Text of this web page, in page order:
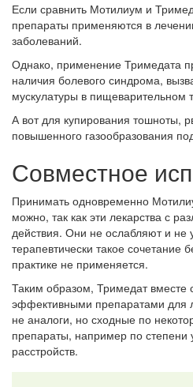
Если сравнить Мотилиум и
препараты применяются в
заболеваний.
Однако, применение Тримедата
наличия болевого синдрома,
мускулатуры в пищеварительном
А вот для купирования тошноты,
повышенного газообразования
Совместное
Принимать одновременно
можно, так как эти лекарства с
действия. Они не ослабляют и не
терапевтически такое сочетание
практике не применяется.
Таким образом, Тримедат
эффективными препаратами для
не аналоги, но сходные по
препараты, например по степени
расстройств.